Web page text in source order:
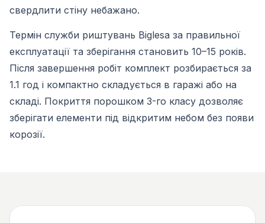
свердлити стіну небажано.
Термін служби риштувань Biglesa за правильної
експлуатації та зберігання становить 10–15 років.
Після завершення робіт комплект розбирається за
1.1 год і компактно складується в гаражі або на
складі. Покриття порошком 3-го класу дозволяє
зберігати елементи під відкритим небом без появи
корозії.